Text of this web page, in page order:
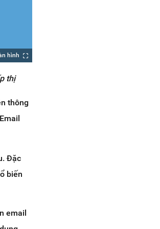
hình
thị
thông
Đặc
biến
email